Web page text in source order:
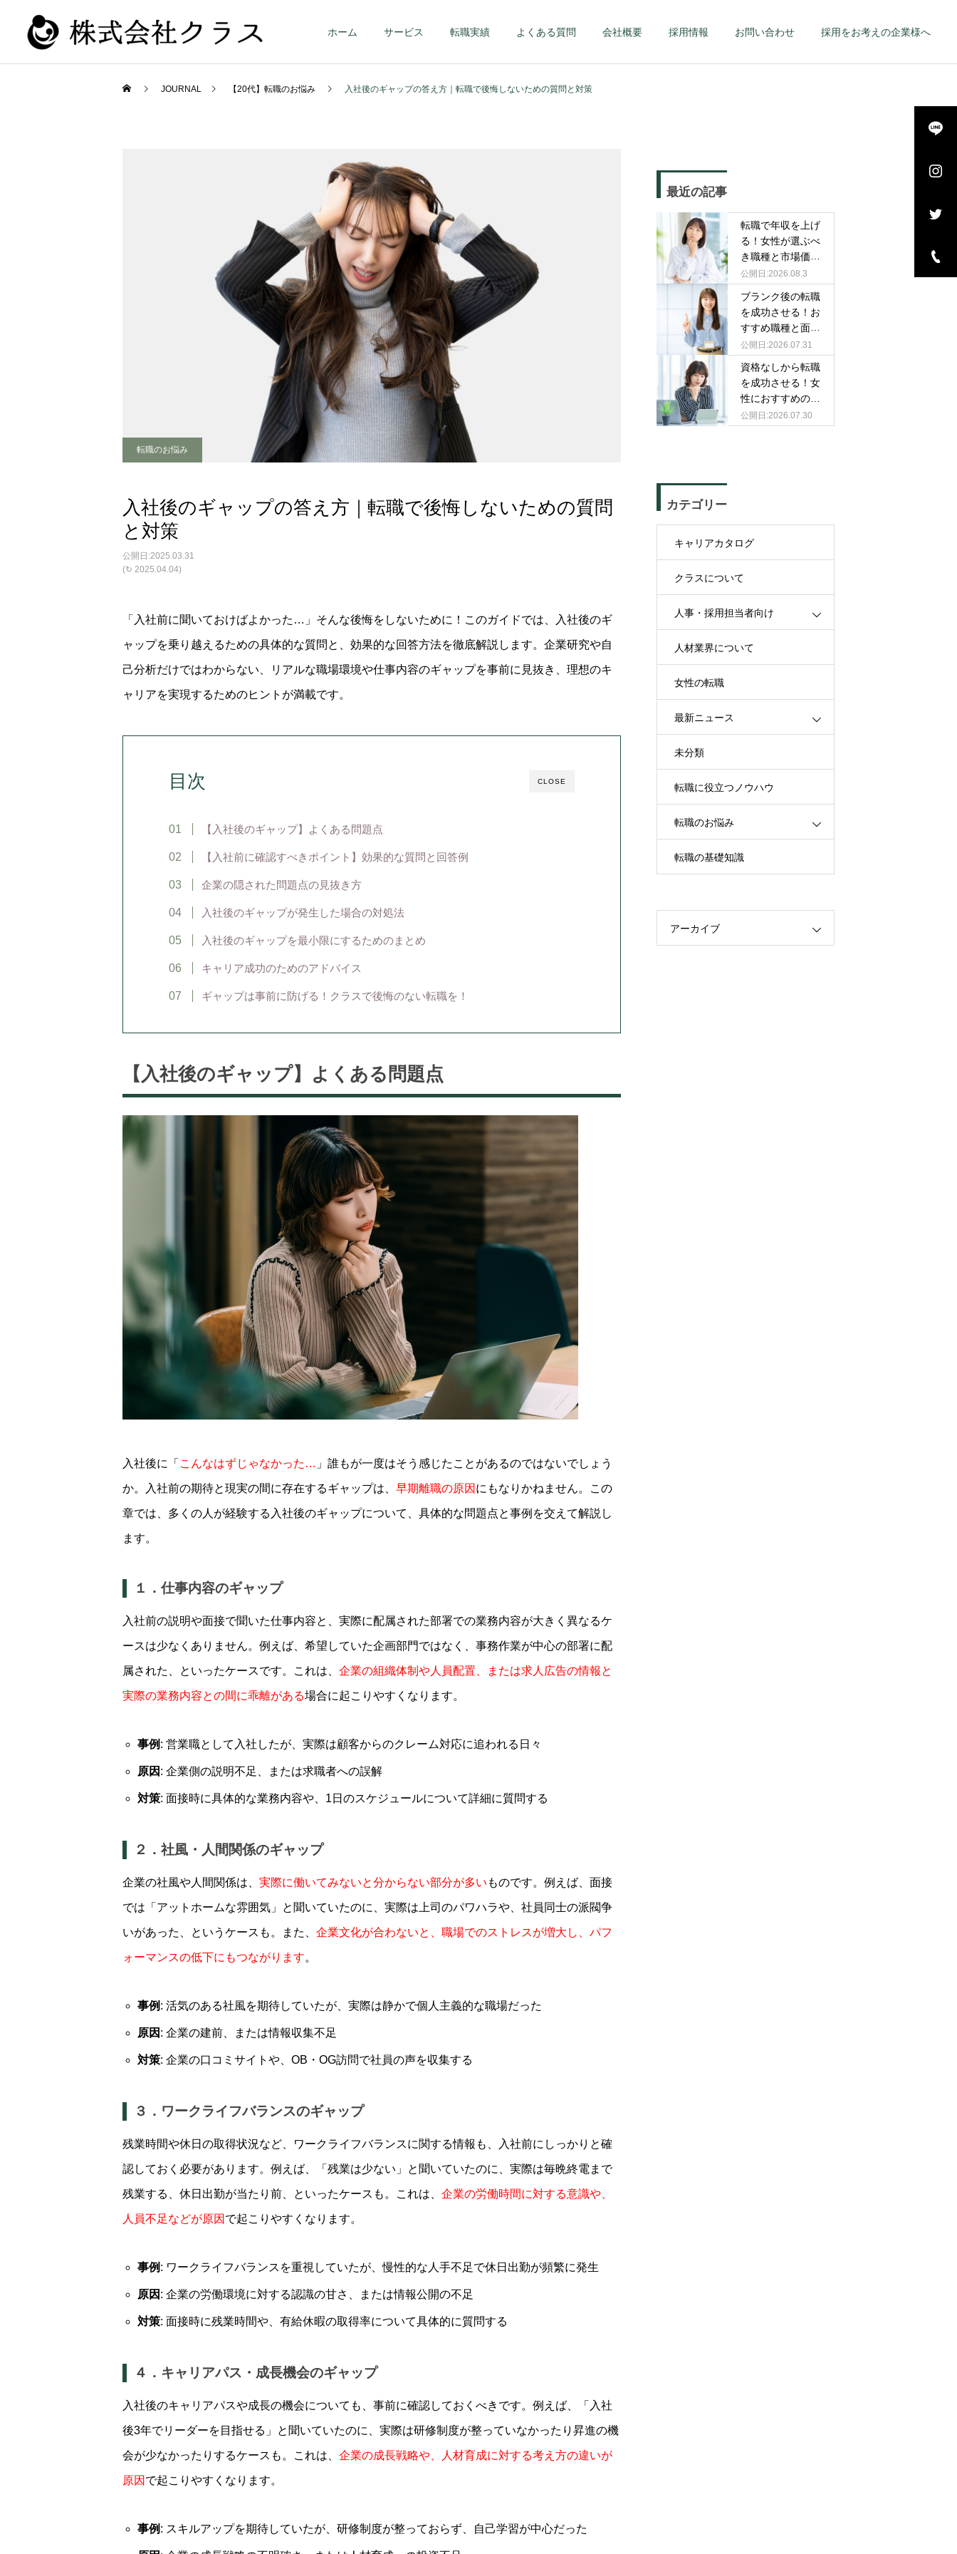
ホーム サービス 転職実績 よくある質問 会社概要 採用情報 お問い合わせ 採用をお考えの企業様へ
第二新卒・メンバーク
ラス
JOURNAL 【20代】転職のお悩み 入社後のギャップの答え方｜転職で後悔しないための質問と対策
転職のお悩み
入社後のギャップの答え方｜転職で後悔しないための質問
と対策
2025.03.31
(↻ 2025.04.04)
「入社前に聞いておけばよかった…」そんな後悔をしないために！このガイドでは、入社後のギ
ャップを乗り越えるための具体的な質問と、効果的な回答方法を徹底解説します。企業研究や自
己分析だけではわからない、リアルな職場環境や仕事内容のギャップを事前に見抜き、理想のキ
ャリアを実現するためのヒントが満載です。
CLOSE
目次
【入社後のギャップ】よくある問題点
【入社前に確認すべきポイント】効果的な質問と回答例
企業の隠された問題点の見抜き方
入社後のギャップが発生した場合の対処法
入社後のギャップを最小限にするためのまとめ
キャリア成功のためのアドバイス
ギャップは事前に防げる！クラスで後悔のない転職を！
【入社後のギャップ】よくある問題点
入社後に「 こんなはずじゃなかった… 」誰もが一度はそう感じたことがあるのではないでしょう
か。入社前の期待と現実の間に存在するギャップは、 早期離職の原因 にもなりかねません。この
章では、多くの人が経験する入社後のギャップについて、具体的な問題点と事例を交えて解説し
ます。
１．仕事内容のギャップ
入社前の説明や面接で聞いた仕事内容と、実際に配属された部署での業務内容が大きく異なるケ
ースは少なくありません。例えば、希望していた企画部門ではなく、事務作業が中心の部署に配
属された、といったケースです。これは、 企業の組織体制や人員配置、または求人広告の情報と
実際の業務内容との間に乖離がある場合に起こりやすくなります。
事例 : 営業職として入社したが、実際は顧客からのクレーム対応に追われる日々
原因 : 企業側の説明不足、または求職者への誤解
対策: 面接時に具体的な業務内容や、1日のスケジュールについて詳細に質問する
２．社風・人間関係のギャップ
企業の社風や人間関係は、 実際に働いてみないと分からない部分が多い ものです。例えば、面接
では「アットホームな雰囲気」と聞いていたのに、実際は上司のパワハラや、社員同士の派閥争
いがあった、というケースも。また、 企業文化が合わないと、職場でのストレスが増大し、パフ
ォーマンスの低下にもつながります。
事例 : 活気のある社風を期待していたが、実際は静かで個人主義的な職場だった
原因 : 企業の建前、または情報収集不足
対策: 企業の口コミサイトや、OB・OG訪問で社員の声を収集する
３．ワークライフバランスのギャップ
残業時間や休日の取得状況など、ワークライフバランスに関する情報も、入社前にしっかりと確
認しておく必要があります。例えば、「残業は少ない」と聞いていたのに、実際は毎晩終電まで
残業する、休日出勤が当たり前、といったケースも。これは、 企業の労働時間に対する意識や、
人員不足などが原因 で起こりやすくなります。
事例 : ワークライフバランスを重視していたが、慢性的な人手不足で休日出勤が頻繁に発生
原因 : 企業の労働環境に対する認識の甘さ、または情報公開の不足
対策: 面接時に残業時間や、有給休暇の取得率について具体的に質問する
４．キャリアパス・成長機会のギャップ
入社後のキャリアパスや成長の機会についても、事前に確認しておくべきです。例えば、「入社
後3年でリーダーを目指せる」と聞いていたのに、実際は研修制度が整っていなかったり昇進の機
会が少なかったりするケースも。これは、 企業の成長戦略や、人材育成に対する考え方の違いが
原因 で起こりやすくなります。
事例 : スキルアップを期待していたが、研修制度が整っておらず、自己学習が中心だった
最近の記事
転職で年収を上げ
る！女性が選ぶべ
き職種と市場価値
を高める戦略
2026.08.3
ブランク後の転職
を成功させる！お
すすめ職種と面接
での伝え方2026.07.31
資格なしから転職
を成功させる！女
性におすすめの職
種と選び方2026.07.30
カテゴリー
キャリアカタログ
クラスについて
人事・採用担当者向け
人材業界について
女性の転職
最新ニュース
未分類
転職に役立つノウハウ
転職のお悩み
転職の基礎知識
アーカイブ